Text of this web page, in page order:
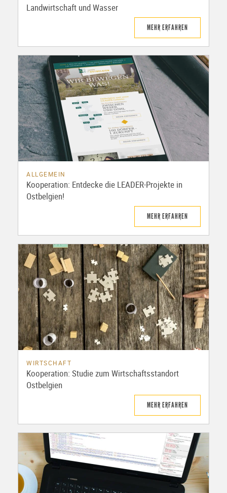
Landwirtschaft und Wasser
MEHR ERFAHREN
ALLGEMEIN
Kooperation: Entdecke die LEADER-Projekte in
Ostbelgien!
MEHR ERFAHREN
WIRTSCHAFT
Kooperation: Studie zum Wirtschaftsstandort
Ostbelgien
MEHR ERFAHREN